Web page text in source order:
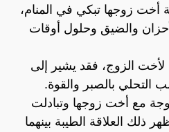
أخت زوجها تبكي في المنام،
والضيق وحلول أوقات
لأخت الزوج، فقد يشير إلى
التحلي بالصبر والقوة.
مع أخت زوجها وتبادلت
ذلك العلاقة الطيبة بينهما